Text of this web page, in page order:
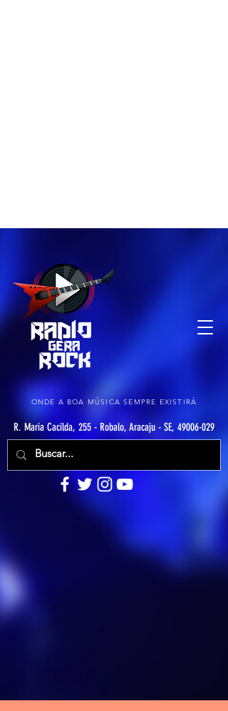
ONDE A BOA MÚSICA SEMPRE EXISTIRÁ
R. Maria Cacilda, 255 - Robalo, Aracaju - SE, 49006-029